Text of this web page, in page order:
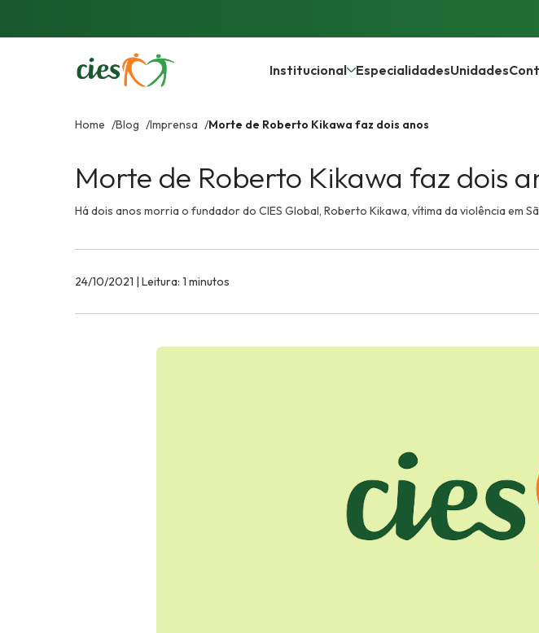
Institucional EspecialidadesUnidades
Home Blog Imprensa Morte de Roberto Kikawa faz dois anos
Morte de Roberto Kikawa faz dois
Há dois anos morria o fundador do CIES Global, Roberto Kikawa, vítima da violência em
24/10/2021 | Leitura: 1 minutos